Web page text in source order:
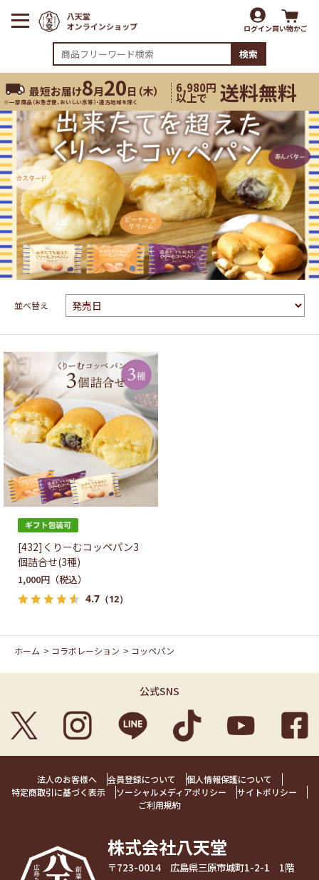
ログイン買い物かご
検索
最短お届け8月20日（木）
※一部商品（お急ぎ便、おいしい水等）・遠方地域を除く
6,980円
以上で 送料無料
並べ替え
[432]くりーむコッペパン3
個詰合せ(3種)
1,000円
4.7 （12）
ホーム > コラボレーション > コッペパン
公式SNS
法人のお客様へ 会員登録について
個人情報保護について
特定商取引に基づく表示
ソーシャルメディアポリシー
サイトポリシー
ご利用規約
株式会社八天堂
〒723-0014 広島県三原市城町1-2-1 1階